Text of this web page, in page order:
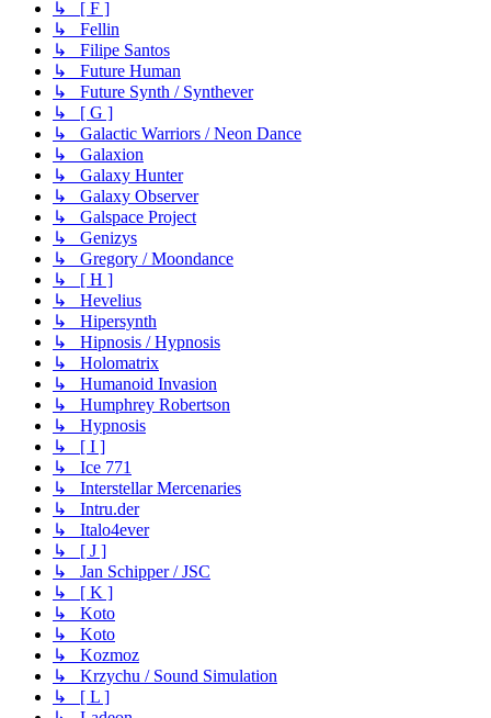
↳ [ F ]
↳ Fellin
↳ Filipe Santos
↳ Future Human
↳ Future Synth / Synthever
↳ [ G ]
↳ Galactic Warriors / Neon Dance
↳ Galaxion
↳ Galaxy Hunter
↳ Galaxy Observer
↳ Galspace Project
↳ Genizys
↳ Gregory / Moondance
↳ [ H ]
↳ Hevelius
↳ Hipersynth
↳ Hipnosis / Hypnosis
↳ Holomatrix
↳ Humanoid Invasion
↳ Humphrey Robertson
↳ Hypnosis
↳ [ I ]
↳ Ice 771
↳ Interstellar Mercenaries
↳ Intru.der
↳ Italo4ever
↳ [ J ]
↳ Jan Schipper / JSC
↳ [ K ]
↳ Koto
↳ Koto
↳ Kozmoz
↳ Krzychu / Sound Simulation
↳ [ L ]